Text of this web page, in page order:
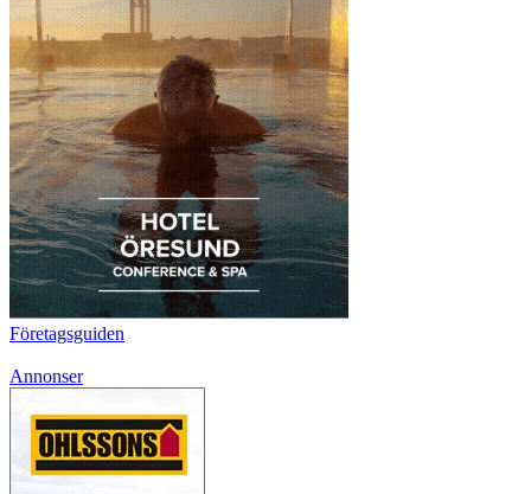
Företagsguiden
Annonser